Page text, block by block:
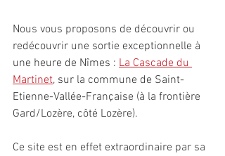
Nous vous proposons de découvrir ou
redécouvrir une sortie exceptionnelle à
une heure de Nîmes : La Cascade du
Martinet, sur la commune de Saint-
Etienne-Vallée-Française (à la frontière
Gard/Lozère, côté Lozère).
Ce site est en effet extraordinaire par sa